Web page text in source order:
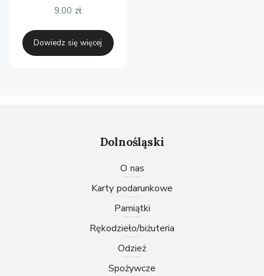
9,00 zł
Dowiedz się więcej
Dolnośląski
O nas
karty podarunkowe
pamiątki
rękodzieło/biżuteria
odzież
spożywcze